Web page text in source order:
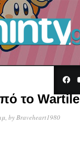
το Wartile
, by Braveheart1980